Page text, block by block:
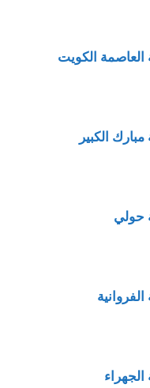
العاصمة الكويت
الكبير
حولي